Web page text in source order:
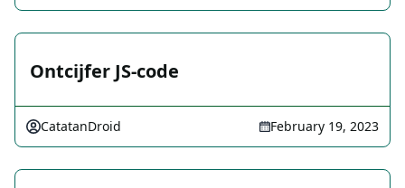
Ontcijfer JS-code
CatatanDroid February 19, 2023